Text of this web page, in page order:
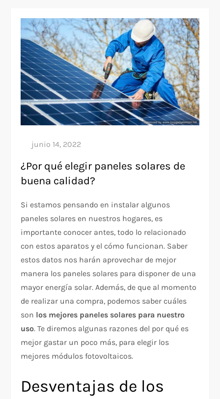
¿Por qué elegir paneles solares de
buena calidad?
Si estamos pensando en instalar algunos
paneles solares en nuestros hogares, es
importante conocer antes, todo lo relacionado
con estos aparatos y el cómo funcionan. Saber
estos datos nos harán aprovechar de mejor
manera los paneles solares para disponer de una
mayor energía solar. Además, de que al momento
de realizar una compra, podemos saber cuáles
son los mejores paneles solares para nuestro
uso. Te diremos algunas razones del por qué es
mejor gastar un poco más, para elegir los
mejores módulos fotovoltaicos.
Desventajas de los